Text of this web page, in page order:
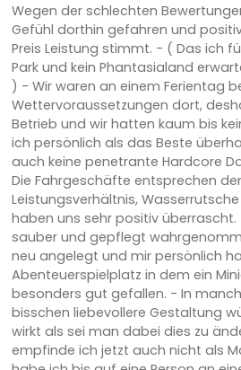
Wegen der schlechten
Gefühl dorthin gefahren und
Preis Leistung stimmt. - ( Das ich
Park und kein Phantasialand
) - Wir waren an einem Ferientag
Wettervoraussetzungen dort,
Betrieb und wir hatten kaum bis
ich persönlich als das Beste
auch keine penetrante Hardcore
Die Fahrgeschäfte entsprechen
Leistungsverhältnis,
haben uns sehr positiv überrascht.
sauber und gepflegt
neu angelegt und mir persönlich
Abenteuerspielplatz in dem ein
besonders gut gefallen. - In
bisschen liebevollere Gestaltung
wirkt als sei man dabei dies zu
empfinde ich jetzt auch nicht als